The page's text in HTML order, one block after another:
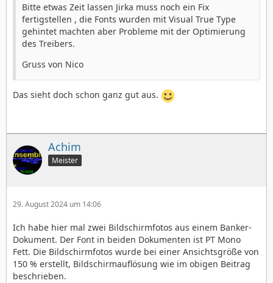
Bitte etwas Zeit lassen Jirka muss noch ein Fix
fertigstellen , die Fonts wurden mit Visual True Type
gehintet machten aber Probleme mit der Optimierung
des Treibers.
Gruss von Nico
Das sieht doch schon ganz gut aus.
Achim
Meister
29. August 2024 um 14:06
Ich habe hier mal zwei Bildschirmfotos aus einem Banker-
Dokument. Der Font in beiden Dokumenten ist PT Mono
Fett. Die Bildschirmfotos wurde bei einer Ansichtsgröße von
150 % erstellt, Bildschirmauflösung wie im obigen Beitrag
beschrieben.